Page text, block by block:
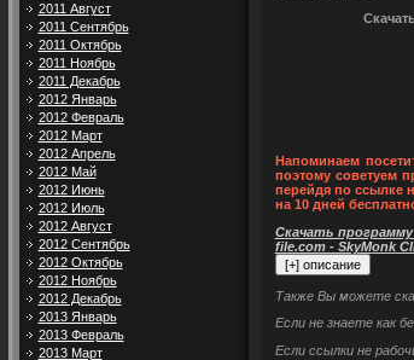
2011 Август
2011 Сентябрь
2011 Октябрь
2011 Ноябрь
2011 Декабрь
2012 Январь
2012 Февраль
2012 Март
2012 Апрель
2012 Май
2012 Июнь
2012 Июль
2012 Август
2012 Сентябрь
2012 Октябрь
2012 Ноябрь
2012 Декабрь
2013 Январь
2013 Февраль
2013 Март
Напоминаем
поэтому советуем
перейдя по ссылке
на 10 дней
Скачать
file.com - SkyMonk
Также Вы можете
Если не знаете как
Если ссылки не